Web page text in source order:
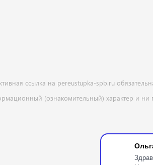
ссылка на pereustupka-spb.ru
(ознакомительный) характер и ни